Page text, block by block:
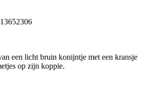
een licht bruin konijntje met een kransje
op zijn koppie.